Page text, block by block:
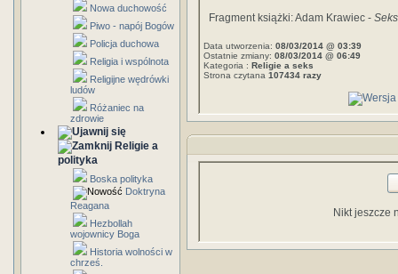
Nowa duchowość
Piwo - napój Bogów
Policja duchowa
Religia i wspólnota
Religijne wędrówki
ludów
Różaniec na
zdrowie
Religie a
polityka
Boska polityka
Doktryna
Reagana
Hezbollah
wojownicy Boga
Historia wolności w
chrześ.
Fragment książki: Adam Krawiec -
Data utworzenia: 08/03/2014 @ 03:39
Ostatnie zmiany: 08/03/2014 @ 06:49
Kategoria : Religie a seks
Strona czytana 107434 razy
Nikt jeszcze